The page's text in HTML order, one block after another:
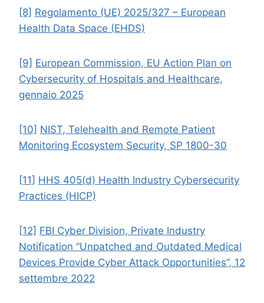
[8] Regolamento (UE) 2025/327 – European
Health Data Space (EHDS)
[9] European Commission, EU Action Plan on
Cybersecurity of Hospitals and Healthcare,
gennaio 2025
[10] NIST, Telehealth and Remote Patient
Monitoring Ecosystem Security, SP 1800-30
[11] HHS 405(d) Health Industry Cybersecurity
Practices (HICP)
[12] FBI Cyber Division, Private Industry
Notification “Unpatched and Outdated Medical
Devices Provide Cyber Attack Opportunities”, 12
settembre 2022